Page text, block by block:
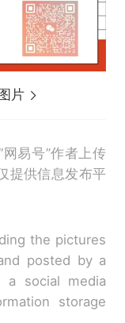
片
易号”作者上传
提供信息发布平
the pictures
posted by a
a social media
storage